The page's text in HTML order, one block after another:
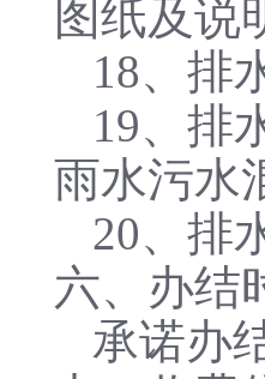
图纸及说
18、排
19、排
雨水污水
20、排
六、办结
承诺办